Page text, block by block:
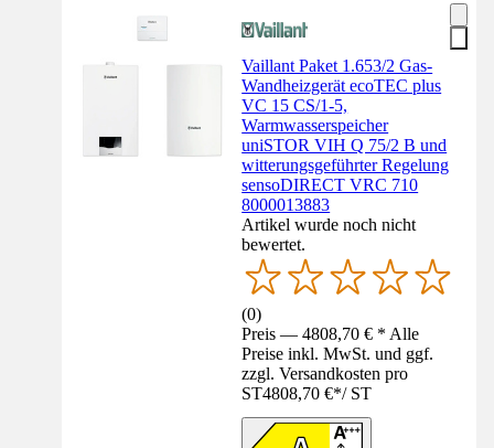
Vaillant Paket 1.653/2 Gas-
Wandheizgerät ecoTEC plus
VC 15 CS/1-5,
Warmwasserspeicher
uniSTOR VIH Q 75/2 B und
witterungsgeführter Regelung
sensoDIRECT VRC 710
8000013883
Artikel wurde noch nicht
bewertet.
(0)
Preis — 4808,70 € * Alle
Preise inkl. MwSt. und ggf.
zzgl. Versandkosten pro
ST4808,70 €*/ ST